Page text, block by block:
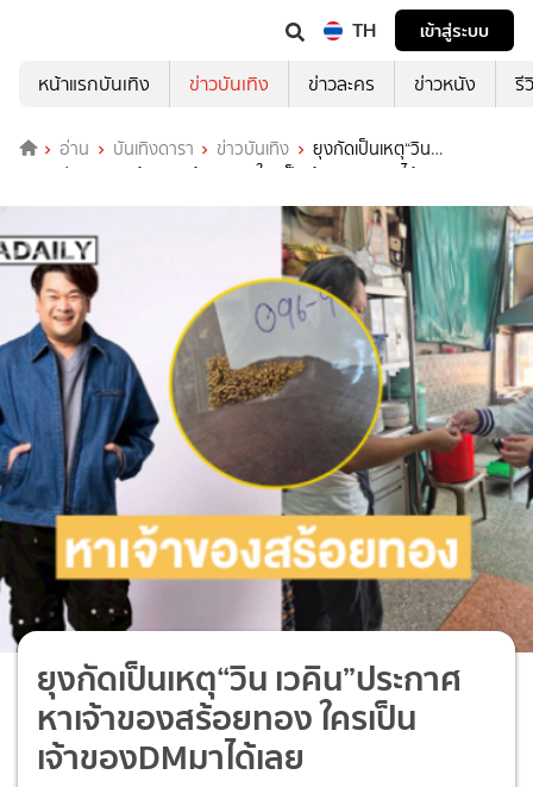
TH
เข้าสู่ระบบ
หน้าแรกบันเทิง
ข่าวบันเทิง ข่าวละคร ข่าวหนัง รี
อ่าน บันเทิงดารา ข่าวบันเทิง
ยุงกัดเป็นเหตุ“วิน
เวคิน”ประกาศหาเจ้าของสร้อยทอง ใครเป็นเจ้าของDMมาได้เลย
ยุงกัดเป็นเหตุ“วิน เวคิน”ประกาศ
หาเจ้าของสร้อยทอง ใครเป็น
เจ้าของDMมาได้เลย